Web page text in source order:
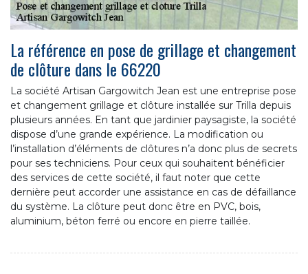
La référence en pose de grillage et changement
de clôture dans le 66220
La société Artisan Gargowitch Jean est une entreprise pose
et changement grillage et clôture installée sur Trilla depuis
plusieurs années. En tant que jardinier paysagiste, la société
dispose d’une grande expérience. La modification ou
l’installation d’éléments de clôtures n’a donc plus de secrets
pour ses techniciens. Pour ceux qui souhaitent bénéficier
des services de cette société, il faut noter que cette
dernière peut accorder une assistance en cas de défaillance
du système. La clôture peut donc être en PVC, bois,
aluminium, béton ferré ou encore en pierre taillée.